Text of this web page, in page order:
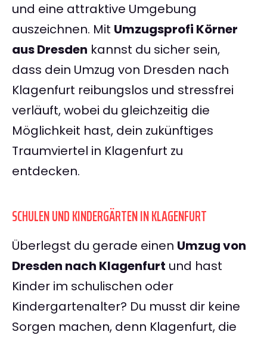
und eine attraktive Umgebung
auszeichnen. Mit Umzugsprofi Körner
aus Dresden kannst du sicher sein,
dass dein Umzug von Dresden nach
Klagenfurt reibungslos und stressfrei
verläuft, wobei du gleichzeitig die
Möglichkeit hast, dein zukünftiges
Traumviertel in Klagenfurt zu
entdecken.
SCHULEN UND KINDERGÄRTEN IN KLAGENFURT
Überlegst du gerade einen Umzug von
Dresden nach Klagenfurt und hast
Kinder im schulischen oder
Kindergartenalter? Du musst dir keine
Sorgen machen, denn Klagenfurt, die